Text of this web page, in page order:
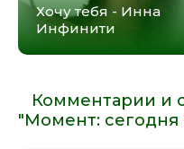
Хочу тебя - Инна
Инфинити
Комментарии и
"Момент: сегодня